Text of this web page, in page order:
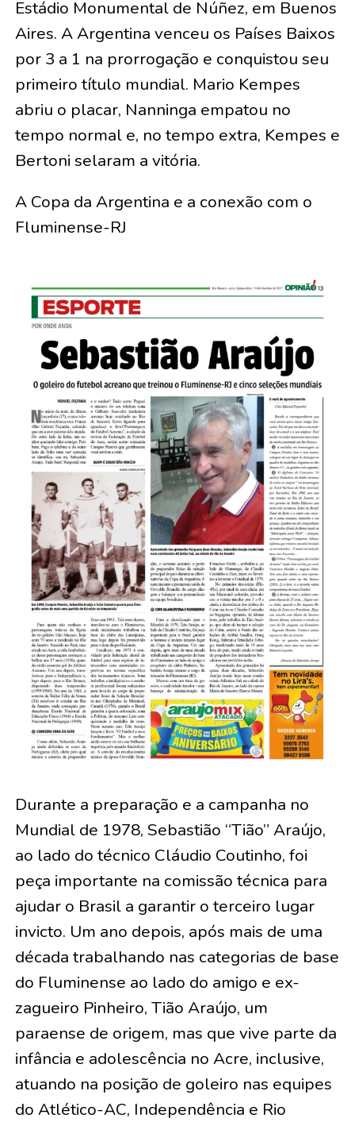
Estádio Monumental de Núñez, em Buenos
Aires. A Argentina venceu os Países Baixos
por 3 a 1 na prorrogação e conquistou seu
primeiro título mundial. Mario Kempes
abriu o placar, Nanninga empatou no
tempo normal e, no tempo extra, Kempes e
Bertoni selaram a vitória.
A Copa da Argentina e a conexão com o
Fluminense-RJ
Durante a preparação e a campanha no
Mundial de 1978, Sebastião “Tião” Araújo,
ao lado do técnico Cláudio Coutinho, foi
peça importante na comissão técnica para
ajudar o Brasil a garantir o terceiro lugar
invicto. Um ano depois, após mais de uma
década trabalhando nas categorias de base
do Fluminense ao lado do amigo e ex-
zagueiro Pinheiro, Tião Araújo, um
paraense de origem, mas que vive parte da
infância e adolescência no Acre, inclusive,
atuando na posição de goleiro nas equipes
do Atlético-AC, Independência e Rio